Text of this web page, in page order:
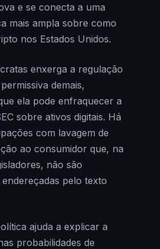
e se conecta a uma
mais ampla sobre como
nos Estados Unidos.
enxerga a regulação
demais,
ela pode enfraquecer a
sobre ativos digitais. Há
com lavagem de
ao consumidor que, na
não são
pelo texto
ajuda a explicar a
probabilidades de